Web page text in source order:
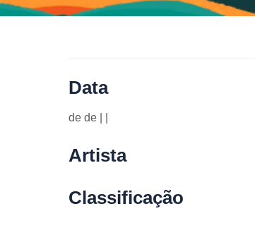
Data
de de | |
Artista
Classificação